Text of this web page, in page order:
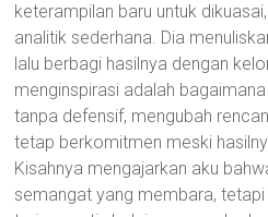
keterampilan baru untuk
analitik sederhana. Dia
lalu berbagi hasilnya dengan
menginspirasi adalah
tanpa defensif, mengubah
tetap berkomitmen meski
Kisahnya mengajarkan aku
semangat yang membara,